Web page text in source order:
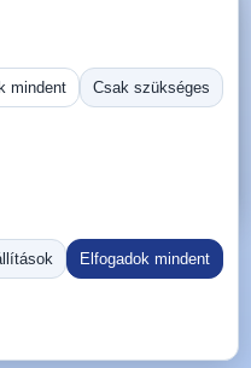
fejű csavar M4 22 mm
Ugrás:
mindent Csak szükséges
Elfogadok mindent